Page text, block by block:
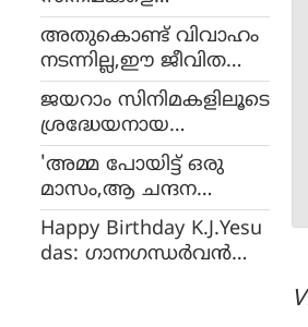
ചെയ്തിട്ടുള്ളൂ,
കുഞ്ചാക്കോ ബോബ
നെ പിന്നിലാക്കാന്‍
ഷൈന്‍ ടോം ചാക്കോ,
വേഗത്തില്‍ 100 ചിത്ര
ങ്ങളുമായി നടന്‍
അതുകൊണ്ട് വിവാഹം
നടന്നില്ല,ഈ ജീവിത
ത്തില്‍ ഹാപ്പിയാണ്, ല
ക്ഷ്മി ഗോപാലസ്വാമി പ
റയുന്നു
ജയറാം സിനിമകളിലൂടെ
ശ്രദ്ധേയനായ
സംവിധായകന്‍; വിനു
അന്തരിച്ചു
'അമ്മ പോയിട്ട് ഒരു
മാസം,ആ ചന്ദന
തിരിയുടെ മണം ഇ
പ്പോഴും തങ്ങി
നില്‍ക്കുന്നു,ഹൃദയവേദ
Happy Birthday K.J.Yesu
das: ഗാനഗന്ധര്‍വന്‍